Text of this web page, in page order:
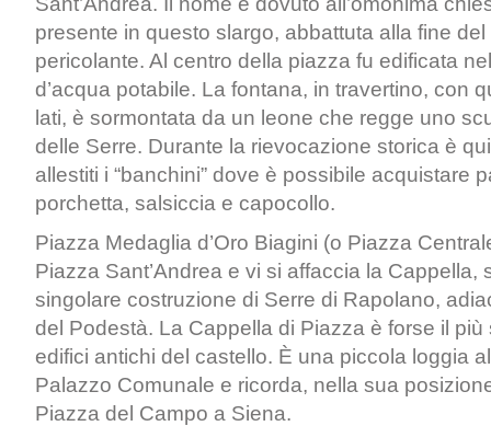
presente in questo slargo, abbattuta alla fine
pericolante. Al centro della piazza fu edificata
d’acqua potabile. La fontana, in travertino, con
lati, è sormontata da un leone che regge uno
delle Serre. Durante la rievocazione storica è
allestiti i “banchini” dove è possibile acquistare
porchetta, salsiccia e capocollo.
Piazza Medaglia d’Oro Biagini (o Piazza
Piazza Sant’Andrea e vi si affaccia la Cappella,
singolare costruzione di Serre di Rapolano,
del Podestà. La Cappella di Piazza è forse il più
edifici antichi del castello. È una piccola loggia
Palazzo Comunale e ricorda, nella sua
Piazza del Campo a Siena.